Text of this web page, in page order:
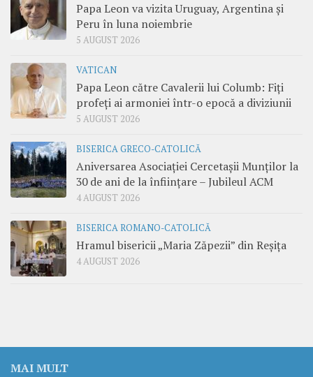
Papa Leon va vizita Uruguay, Argentina și
Peru în luna noiembrie
5 AUGUST 2026
VATICAN
Papa Leon către Cavalerii lui Columb: Fiți
profeți ai armoniei într-o epocă a diviziunii
5 AUGUST 2026
BISERICA GRECO-CATOLICĂ
Aniversarea Asociației Cercetașii Munților la
30 de ani de la înființare – Jubileul ACM
4 AUGUST 2026
BISERICA ROMANO-CATOLICĂ
Hramul bisericii „Maria Zăpezii” din Reșița
4 AUGUST 2026
MAI MULT